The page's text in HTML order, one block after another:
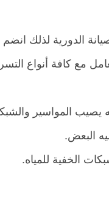
الدورية لذلك انضم
مع كافة أنواع
المواسير
البعض.
الخفية للمياه.